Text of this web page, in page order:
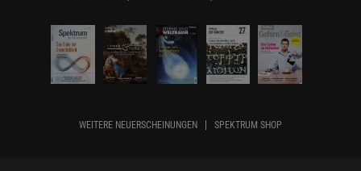
WEITERE NEUERSCHEINUNGEN SPEKTRUM SHOP